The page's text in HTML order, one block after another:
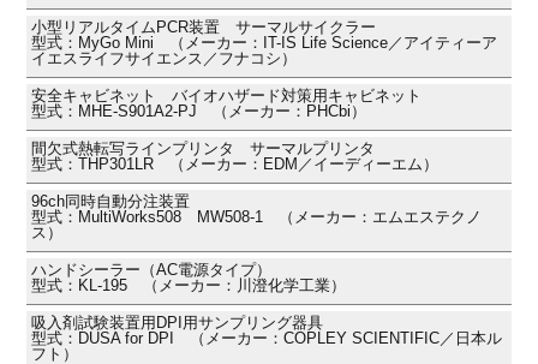
小型リアルタイムPCR装置 サーマルサイクラー
型式：MyGo Mini （メーカー：IT-IS Life Science／アイティーア
イエスライフサイエンス／フナコシ）
安全キャビネット バイオハザード対策用キャビネット
型式：MHE-S901A2-PJ （メーカー：PHCbi）
間欠式熱転写ラインプリンタ サーマルプリンタ
型式：THP301LR （メーカー：EDM／イーディーエム）
96ch同時自動分注装置
型式：MultiWorks508 MW508-1 （メーカー：エムエステクノ
ス）
ハンドシーラー（AC電源タイプ）
型式：KL-195 （メーカー：川澄化学工業）
吸入剤試験装置用DPI用サンプリング器具
型式：DUSA for DPI （メーカー：COPLEY SCIENTIFIC／日本ル
フト）